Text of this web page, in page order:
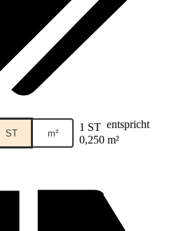
40 kg/m³
ST m² 1 ST entspricht
0,250 m²